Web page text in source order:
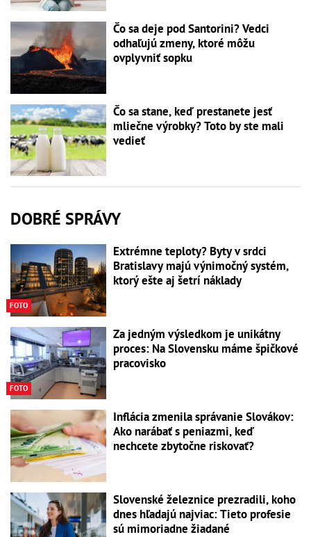
Čo sa deje pod Santorini? Vedci
odhaľujú zmeny, ktoré môžu
ovplyvniť sopku
Čo sa stane, keď prestanete jesť
mliečne výrobky? Toto by ste mali
vedieť
DOBRÉ SPRÁVY
FOTO
Extrémne teploty? Byty v srdci
Bratislavy majú výnimočný systém,
ktorý ešte aj šetrí náklady
FOTO
Za jedným výsledkom je unikátny
proces: Na Slovensku máme špičkové
pracovisko
Inflácia zmenila správanie Slovákov:
Ako narábať s peniazmi, keď
nechcete zbytočne riskovať?
Slovenské železnice prezradili, koho
dnes hľadajú najviac: Tieto profesie
sú mimoriadne žiadané